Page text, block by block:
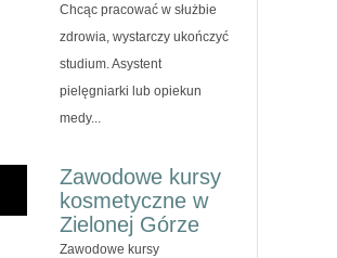
Chcąc pracować w służbie
zdrowia, wystarczy ukończyć
studium. Asystent
pielęgniarki lub opiekun
medy...
Zawodowe kursy
kosmetyczne w
Zielonej Górze
Zawodowe kursy